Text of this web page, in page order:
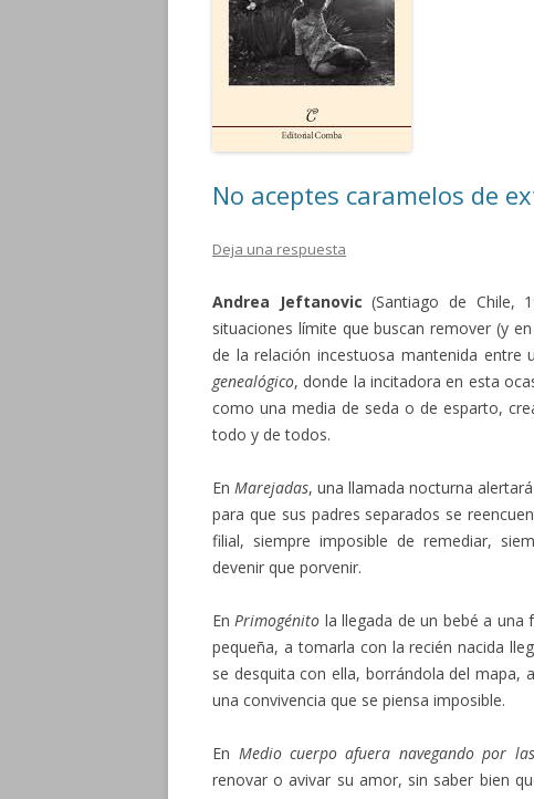
No aceptes caramelos de
Deja una respuesta
Andrea Jeftanovic (Santiago de Chile,
situaciones límite que buscan remover (y
de la relación incestuosa mantenida
genealógico, donde la incitadora en esta
como una media de seda o de esparto,
todo y de todos.
En Marejadas, una llamada nocturna
para que sus padres separados se
filial, siempre imposible de remediar,
devenir que porvenir.
EnPrimogénito la llegada de un bebé a una
pequeña, a tomarla con la recién nacida
se desquita con ella, borrándola del mapa,
una convivencia que se piensa imposible.
En Medio cuerpo afuera navegando por
renovar o avivar su amor, sin saber bien